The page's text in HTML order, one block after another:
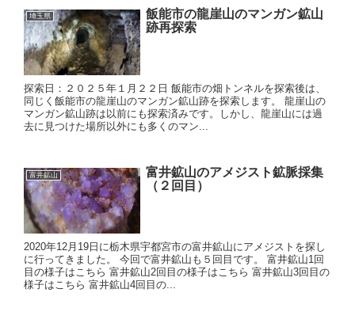
埼玉県
飯能市の龍崖山のマンガン鉱山
跡再探索
探索日：２０２５年１月２２日 飯能市の畑トンネルを探索後は、
同じく飯能市の龍崖山のマンガン鉱山跡を探索します。 龍崖山の
マンガン鉱山跡は以前にも探索済みです。しかし、龍崖山には過
去に見つけた場所以外にも多くのマン...
富井鉱山
富井鉱山のアメジスト鉱脈採集
（２回目）
2020年12月19日に栃木県宇都宮市の富井鉱山にアメジストを探し
に行ってきました。 今回で富井鉱山も５回目です。 富井鉱山1回
目の様子はこちら 富井鉱山2回目の様子はこちら 富井鉱山3回目の
様子はこちら 富井鉱山4回目の...